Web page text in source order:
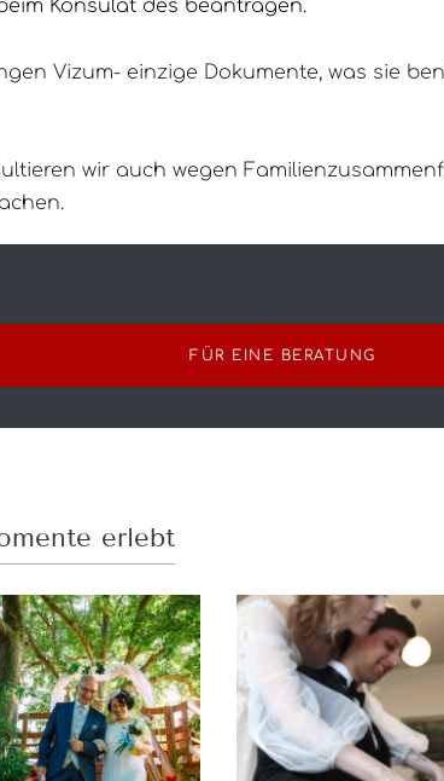
Konsulat des beantragen.
Vizum- einzige Dokumente, was sie
wir auch wegen
FÜR EINE BERATUNG
erlebt